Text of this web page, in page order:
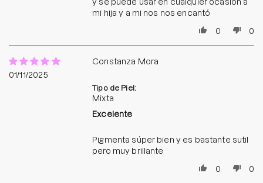
mi hija y a mi nos nos encantó
0
0
01/11/2025
Constanza Mora
Tipo de Piel:
Mixta
Excelente
Pigmenta súper bien y es bastante sutil
pero muy brillante
0
0